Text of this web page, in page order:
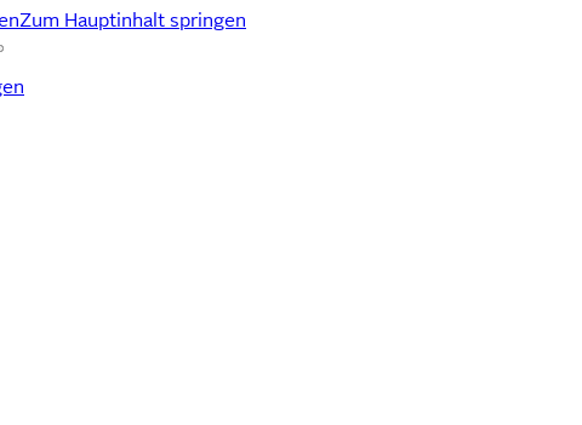
Zum Hauptinhalt springen